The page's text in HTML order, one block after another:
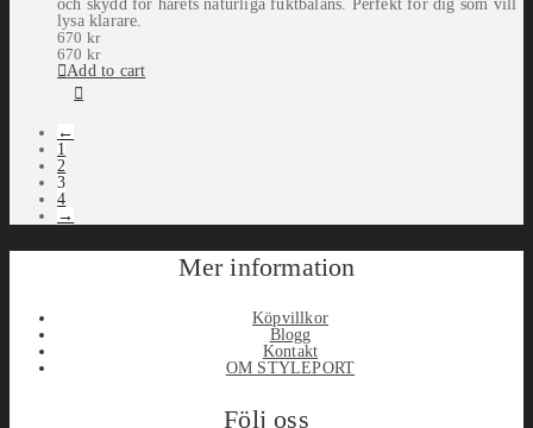
och skydd för hårets naturliga fuktbalans. Perfekt för dig som vill
lysa klarare.
670 kr
670 kr
Add to cart
←
1
2
3
4
→
Mer information
Köpvillkor
Blogg
Kontakt
OM STYLEPORT
Följ oss